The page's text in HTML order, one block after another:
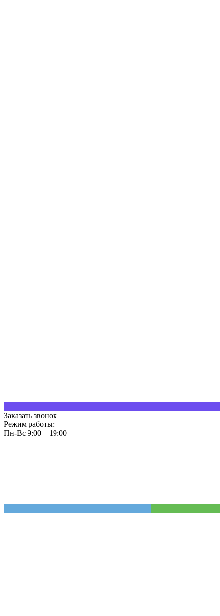
Заказать звонок
Режим работы:
Пн-Вс 9:00—19:00